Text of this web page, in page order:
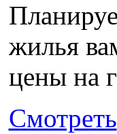
жилья
цены на
Смотреть